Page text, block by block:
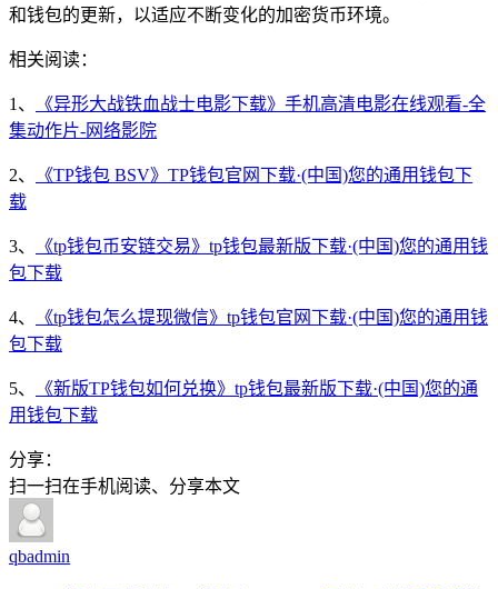
和钱包的更新，以适应不断变化的加密货币环境。
相关阅读：
1、
《异形大战铁血战士电影下载》手机高清电影在线观看-全
集动作片-网络影院
2、
《TP钱包 BSV》TP钱包官网下载·(中国)您的通用钱包下
载
3、
《tp钱包币安链交易》tp钱包最新版下载·(中国)您的通用钱
包下载
4、
《tp钱包怎么提现微信》tp钱包官网下载·(中国)您的通用钱
包下载
5、
《新版TP钱包如何兑换》tp钱包最新版下载·(中国)您的通
用钱包下载
分享：
扫一扫在手机阅读、分享本文
qbadmin